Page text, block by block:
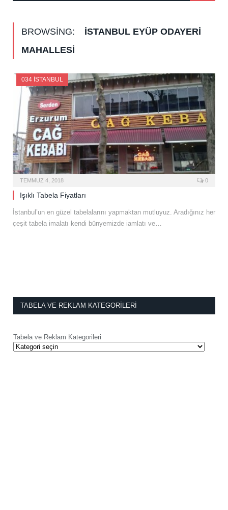
BROWSING:
İSTANBUL EYÜP ODAYERI
MAHALLESI
034 İSTANBUL
TEMMUZ 4, 2018 0
Işıklı Tabela Fiyatları
İstanbul’un en güzel tabelalarını yapmaktan mutluyuz. Aradığınız her
çeşit tabela imalatı kendi bünyemizde iamlatı ve…
TABELA VE REKLAM KATEGORILERI
Tabela ve Reklam Kategorileri